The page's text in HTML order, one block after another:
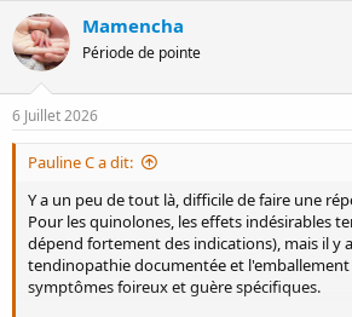
m
a
r
r
é
e
a
e
d
d
u
Mamencha
Période de pointe
6 Juillet 2026
Pauline C a dit:
Y a un peu de tout là, difficile de faire une
Pour les quinolones, les effets indésirables
dépend fortement des indications), mais il y
tendinopathie documentée et
symptômes foireux et guère spécifiques.